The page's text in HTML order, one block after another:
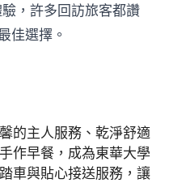
，許多回訪旅客都讚
佳選擇。
的主人服務、乾淨舒適
作早餐，成為東華大學
車與貼心接送服務，讓